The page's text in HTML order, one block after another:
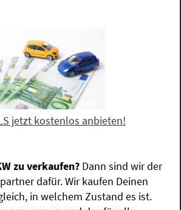
jetzt kostenlos anbieten!
zu verkaufen? Dann sind wir der
dafür. Wir kaufen Deinen
in welchem Zustand es ist.